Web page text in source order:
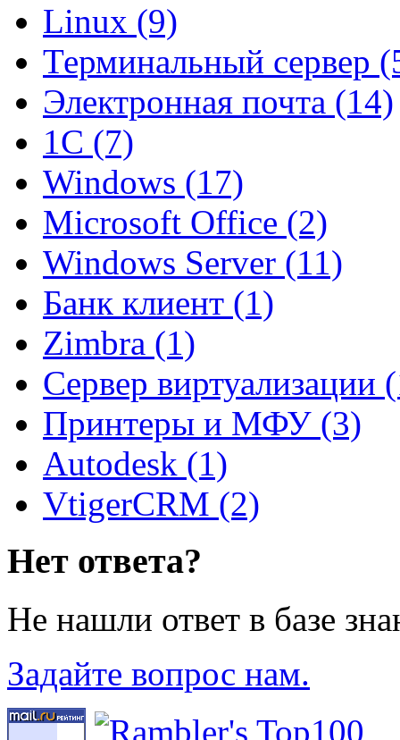
Linux (9)
Терминальный сервер
Электронная почта (14)
1C (7)
Windows (17)
Microsoft Office (2)
Windows Server (11)
Банк клиент (1)
Zimbra (1)
Сервер виртуализации
Принтеры и МФУ (3)
Autodesk (1)
VtigerCRM (2)
Нет ответа?
Не нашли ответ в базе
Задайте вопрос нам.